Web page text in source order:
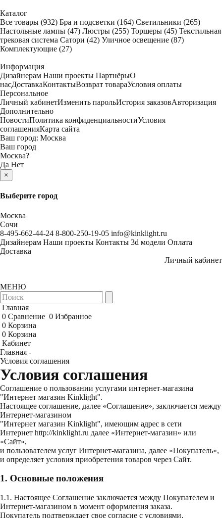
Каталог
Все товары (932) Бра и подсветки (164) Светильники (265)
Настольные лампы (47) Люстры (255) Торшеры (45) Текстильная
трековая система Сатори (42) Уличное освещение (87)
Комплектующие (27)
Информация
Дизайнерам Наши проекты ПартнёрыО
насДоставкаКонтактыВозврат товараУсловия оплаты
Персональное
Личный кабинетИзменить парольИстория заказовАвторизация
Дополнительно
НовостиПолитика конфиденциальностиУсловия
соглашенияКарта сайта
Ваш город: Москва
Ваш город
Москва?
Да Нет
×
Выберите город
Москва
Сочи
8-495-662-44-24 8-800-250-19-05 info@kinklight.ru
Дизайнерам Наши проекты Контакты 3d модели Оплата
Доставка
Личный кабинет
МЕНЮ
Главная
0 Сравнение 0 Избранное
0 Корзина
0 Корзина
Кабинет
Главная -
Условия соглашения
Условия соглашения
Соглашение о пользовании услугами интернет-магазина
"Интернет магазин Kinklight".
Настоящее соглашение, далее «Соглашение», заключается между
Интернет-магазином
"Интернет магазин Kinklight", имеющим адрес в сети
Интернет http://kinklight.ru далее «Интернет-магазин» или
«Сайт»,
и пользователем услуг Интернет-магазина, далее «Покупатель»,
и определяет условия приобретения товаров через Сайт.
1. Основные положения
1.1. Настоящее Соглашение заключается между Покупателем и
Интернет-магазином в момент оформления заказа.
Покупатель подтверждает свое согласие с условиями,